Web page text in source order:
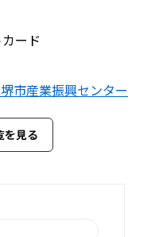
ード
市産業振興センター
を見る